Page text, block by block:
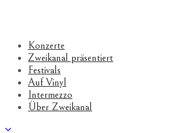
Konzerte
Zweikanal präsentiert
Festivals
Auf Vinyl
Intermezzo
Über Zweikanal